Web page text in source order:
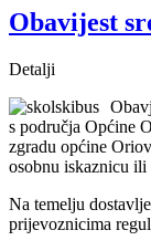
Obavijest
Detalji
s područja Općine
zgradu općine
osobnu iskaznicu
Na temelju
prijevoznicima